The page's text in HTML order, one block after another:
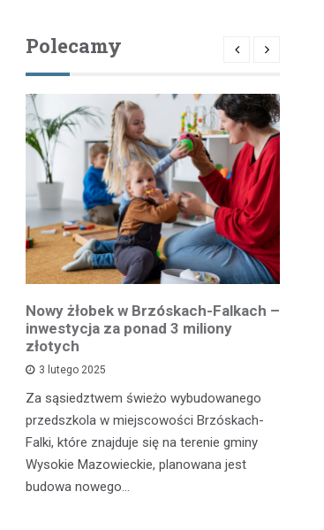
Polecamy
Nowy żłobek w Brzóskach-Falkach –
inwestycja za ponad 3 miliony
złotych
3 lutego 2025
Za sąsiedztwem świeżo wybudowanego
przedszkola w miejscowości Brzóskach-
Falki, które znajduje się na terenie gminy
Wysokie Mazowieckie, planowana jest
budowa nowego…